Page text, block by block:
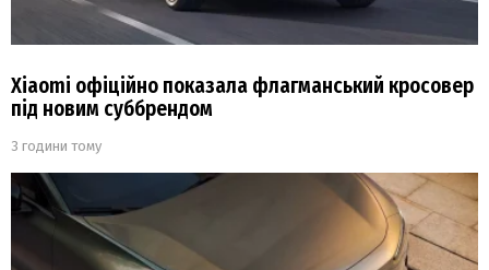
Xiaomi офіційно показала флагманський кросовер
під новим суббрендом
3 години тому